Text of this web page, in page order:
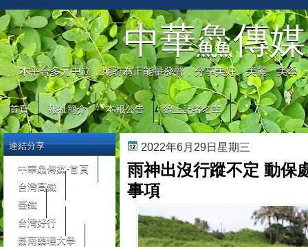
中華鱻傳媒
本平台多元中立，期盼為正能量發聲，分享美好、美麗、美學
首頁 報社簡介 本報公告 線上記者名單
2022年6月29日星期三
雨神出沒行蹤不定 動保
事項
連結分享
中華鱻傳媒-首頁
台灣高鐵
臺鐵
台灣好行
嘉南藥理大學